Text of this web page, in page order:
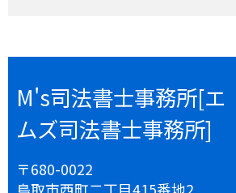
M's司法書士事務所[エ
ムズ司法書士事務所]
〒680-0022